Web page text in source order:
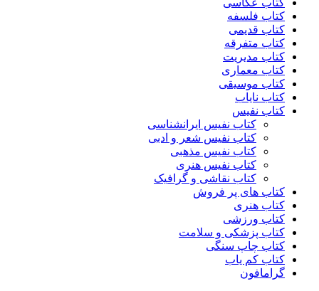
کتاب عکاسی
کتاب فلسفه
کتاب قدیمی
کتاب متفرقه
کتاب مدیریت
کتاب معماری
کتاب موسیقی
کتاب نایاب
کتاب نفیس
کتاب نفیس ایرانشناسی
کتاب نفیس شعر و ادبی
کتاب نفیس مذهبی
کتاب نفیس هنری
کتاب نقاشی و گرافیک
کتاب های پر فروش
کتاب هنری
کتاب ورزشی
کتاب پزشکی و سلامت
کتاب چاپ سنگی
کتاب کم یاب
گرامافون